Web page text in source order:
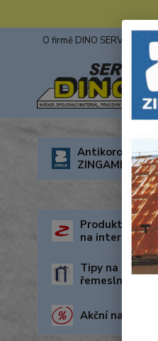
O firmě DINO SERVIS s.r.o.
Antikorozní
ZINGAMETALL
Produkty za
na internetu
Tipy na dárky
řemeslníky
Akční nabídka